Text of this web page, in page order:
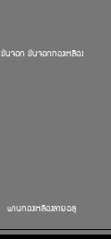
ขันจอก ขันจอกทองเหลือง
พานทองเหลืองลายฉลุ